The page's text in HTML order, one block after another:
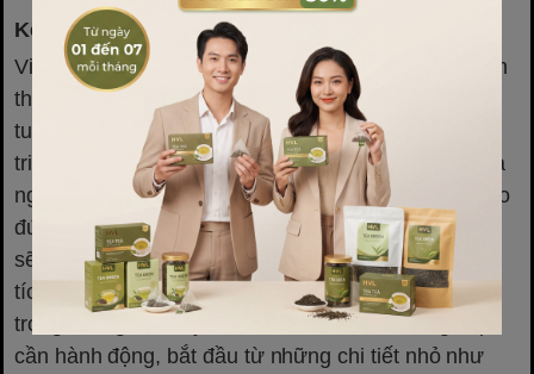
Kết luận
Việc sử dụngtúi bảo vệ môi trường
không chỉ đơn
thuần là một giải pháp thay thế bao bì, mà còn là
tuyên ngôn về trách nhiệm xã hội và cam kết phát
triển bền vững của doanh nghiệp. Trong thời đại mà
người tiêu dùng ngày càng quan tâm đến yếu tố đạo
đức và môi trường, việc lựa chọn con đường xanh
sẽ giúp doanh nghiệp không chỉ tạo dựng hình ảnh
tích cực mà còn đứng vững và phát triển mạnh mẽ
trong tương lai. Đây chính là lúc các doanh nghiệp
cần hành động, bắt đầu từ những chi tiết nhỏ như